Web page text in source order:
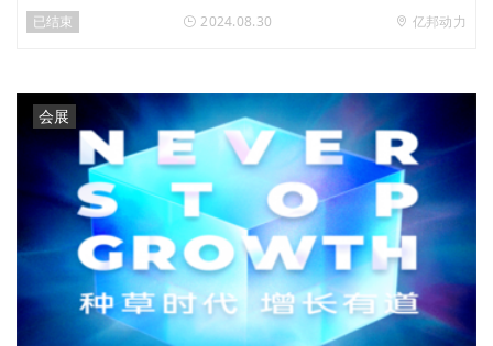
已结束 2024.08.30 亿邦动力
会展